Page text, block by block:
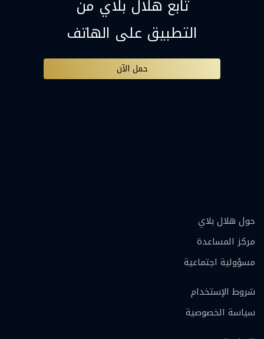
تابع هلال بلاي من
التطبيق على الهاتف
حمل الآن
حول هلال بلاي
مركز المساعدة
مسؤولية اجتماعية
شروط الإستخدام
سياسة الخصوصية